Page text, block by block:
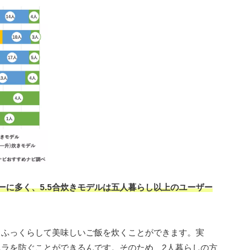
多く、5.5合炊きモデルは五人暮らし以上のユーザー
っくらして美味しいご飯を炊くことができます。実
を防ぐことができるんです。そのため、2人暮らしの方